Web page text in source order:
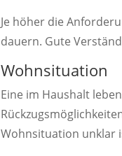
Je höher die
dauern. Gute
Wohnsituation
Eine im Haushalt
Wohnsituation unklar